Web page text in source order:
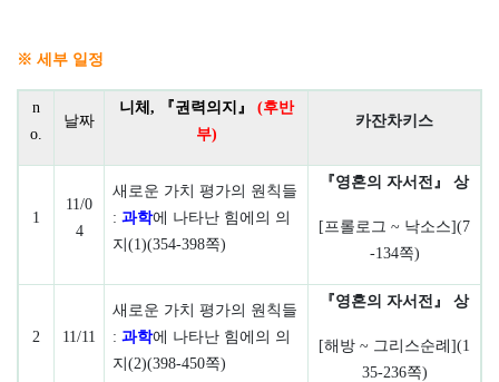
※ 세부 일정
n
o.
날짜
니체 , 『권력의지 』 (후반
부)
카잔차키스
1
11/0
4
새로운 가치 평가의 원칙들
: 과학에 나타난 힘에의 의
지 (1)(354-398쪽)
『영혼의 자서전』 상
[프롤로그 ~ 낙소스](7
-134쪽)
2 11/11
새로운 가치 평가의 원칙들
: 과학에 나타난 힘에의 의
지 (2)(398-450쪽)
『영혼의 자서전』 상
[해방 ~ 그리스순례 ](1
35-236쪽)